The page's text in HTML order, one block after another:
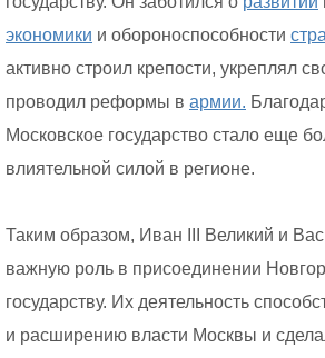
экономики и обороноспособности
активно строил крепости, укреплял
проводил реформы в армии.
Московское государство стало еще
влиятельной силой в регионе.
Таким образом, Иван III Великий и
важную роль в присоединении
государству. Их деятельность
и расширению власти Москвы и